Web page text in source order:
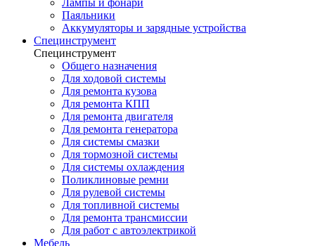
Лампы и фонари
Паяльники
Аккумуляторы и зарядные устройства
Специнструмент
Специнструмент
Общего назначения
Для ходовой системы
Для ремонта кузова
Для ремонта КПП
Для ремонта двигателя
Для ремонта генератора
Для системы смазки
Для тормозной системы
Для системы охлаждения
Поликлиновые ремни
Для рулевой системы
Для топливной системы
Для ремонта трансмиссии
Для работ с автоэлектрикой
Мебель